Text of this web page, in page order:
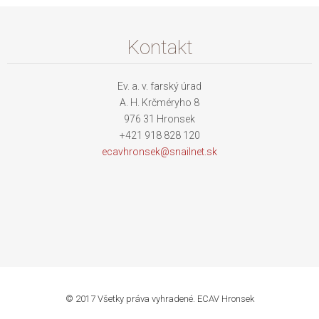
Kontakt
Ev. a. v. farský úrad
A. H. Krčméryho 8
976 31 Hronsek
+421 918 828 120
ecavhronsek@snailnet.sk
© 2017 Všetky práva vyhradené. ECAV Hronsek